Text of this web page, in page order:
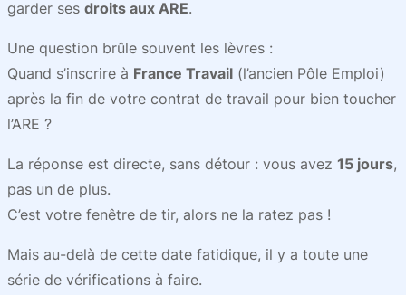
garder ses droits aux ARE.
Une question brûle souvent les lèvres :
Quand s’inscrire à France Travail (l’ancien Pôle Emploi)
après la fin de votre contrat de travail pour bien toucher
l’ARE ?
La réponse est directe, sans détour : vous avez 15 jours,
pas un de plus.
C’est votre fenêtre de tir, alors ne la ratez pas !
Mais au-delà de cette date fatidique, il y a toute une
série de vérifications à faire.